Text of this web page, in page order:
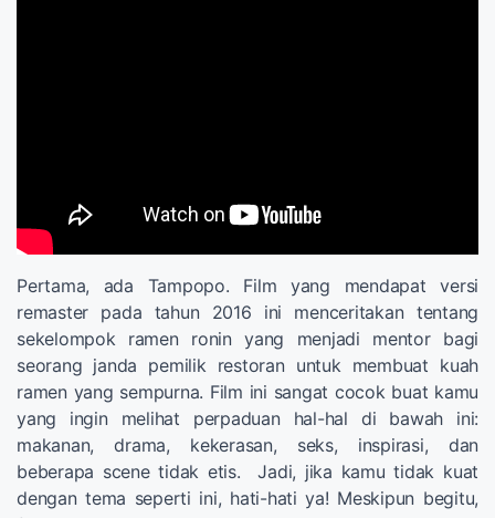
Pertama, ada Tampopo. Film yang mendapat versi
remaster pada tahun 2016 ini menceritakan tentang
sekelompok ramen ronin yang menjadi mentor bagi
seorang janda pemilik restoran untuk membuat kuah
ramen yang sempurna. Film ini sangat cocok buat kamu
yang ingin melihat perpaduan hal-hal di bawah ini:
makanan, drama, kekerasan, seks, inspirasi, dan
beberapa scene tidak etis. Jadi, jika kamu tidak kuat
dengan tema seperti ini, hati-hati ya! Meskipun begitu,